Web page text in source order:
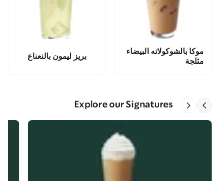
موكا بالشوكولاته البيضاء
مثلجة
بريز ليمون بالنعناع
Explore our Signatures